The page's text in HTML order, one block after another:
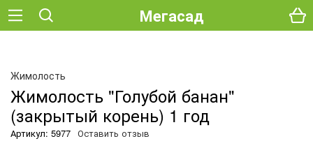
Мегасад
Жимолость
Жимолость "Голубой банан"
(закрытый корень) 1 год
Артикул: 5977 Оставить отзыв